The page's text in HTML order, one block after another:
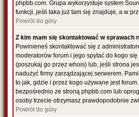
phpbb.com. Grupa wykorzystuje system
funkcji, jeśli taka już tam się znajduje, a w
Powrót do góry
Z kim mam się skontaktować w sprawach
Powinieneś skontaktować się z
moderatorów forum i jego spytać do kogo
(poszukaj go przez whois) lub, jeśli strona
nadużyć firmy zarządzającej serwerem.
to jak, gdzie i przez kogo używane jest
bezpośrednio ze stroną phpbb.com lub
osoby trzecie otrzymasz prawdopodobnie
Powrót do góry